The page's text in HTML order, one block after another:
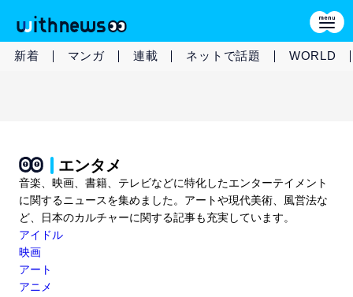
新着 マンガ 連載 ネットで話題 WORLD
エンタメ
音楽、映画、書籍、テレビなどに特化したエンターテイメント
に関するニュースを集めました。アートや現代美術、風営法な
ど、日本のカルチャーに関する記事も充実しています。
アイドル
映画
アート
アニメ